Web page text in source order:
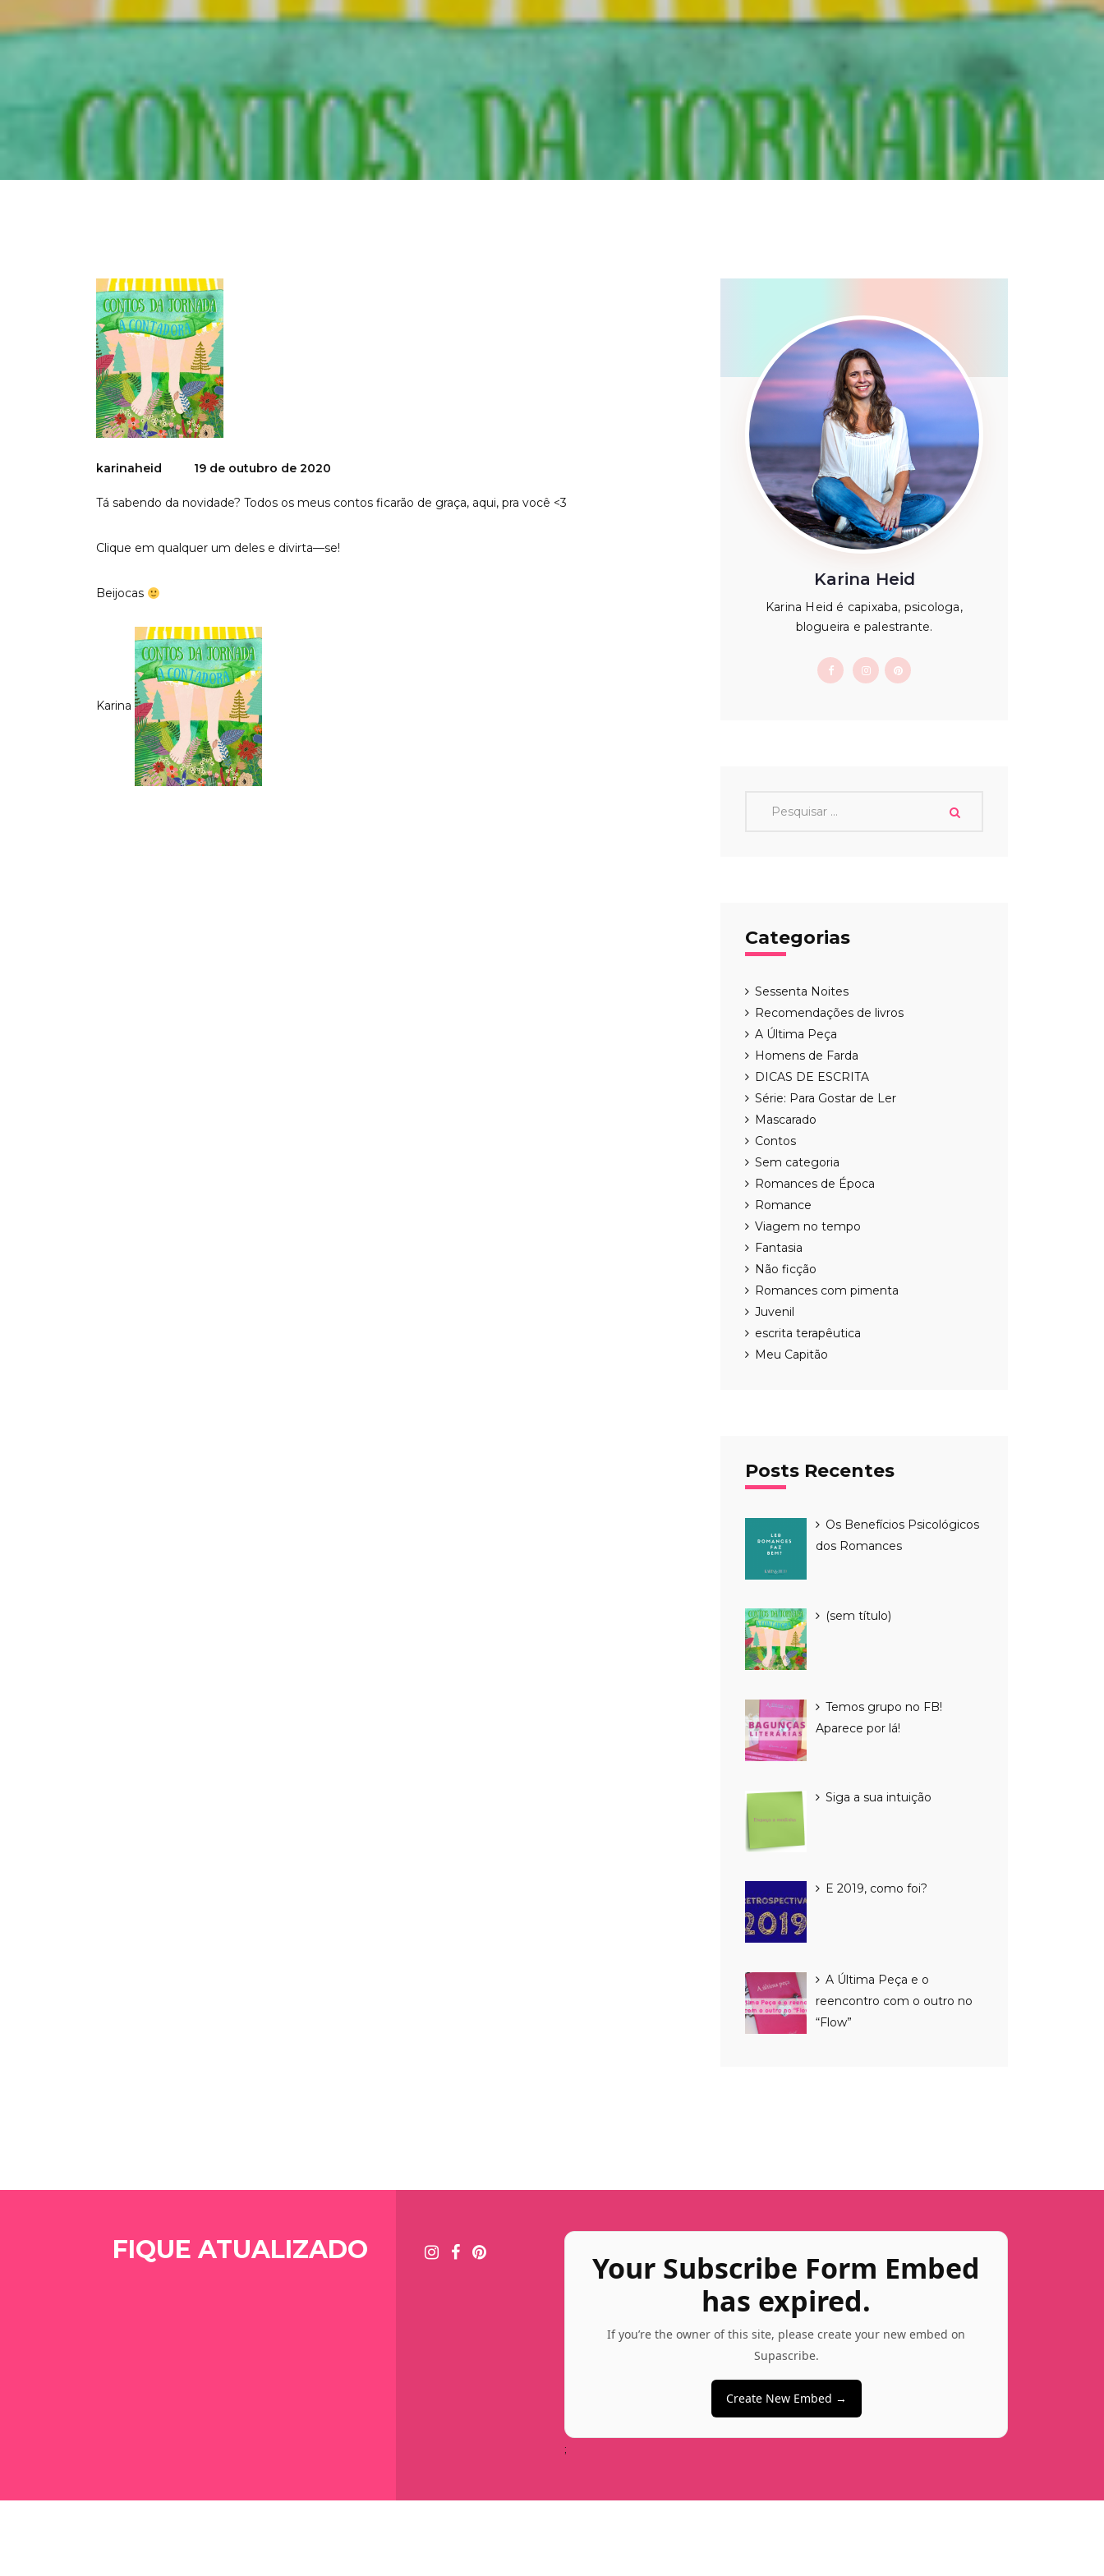
karinaheid 19 de outubro de 2020
Tá sabendo da novidade? Todos os meus contos ficarão de graça, aqui, pra você <3
Clique em qualquer um deles e divirta—se!
Beijocas
Karina
Karina Heid
Karina Heid é capixaba, psicologa,
blogueira e palestrante.
Categorias
Sessenta Noites
Recomendações de livros
A Última Peça
Homens de Farda
DICAS DE ESCRITA
Série: Para Gostar de Ler
Mascarado
Contos
Sem categoria
Romances de Época
Romance
Viagem no tempo
Fantasia
Não ficção
Romances com pimenta
Juvenil
escrita terapêutica
Meu Capitão
Posts Recentes
Os Benefícios Psicológicos
dos Romances
(sem título)Post
Temos grupo no FB!
Aparece por lá!
Siga a sua intuição
E 2019, como foi?
A Última Peça e o
reencontro com o outro no
“Flow”
FIQUE ATUALIZADO
Your Subscribe Form Embed
has expired.
If you’re the owner of this site, please create your new embed on
Supascribe.
Create New Embed →
;